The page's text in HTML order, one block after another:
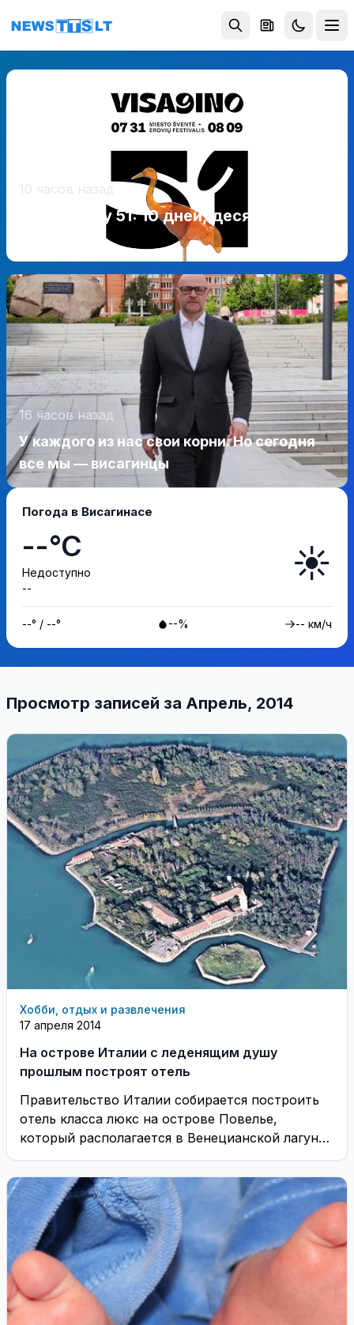
Перейти к содержимому
10 часов назад
Висагинасу 51: 10 дней, десятки
16 часов назад
У каждого из нас свои корни. Но сегодня
все мы — висагинцы
Погода в Висагинасе
--°C
Недоступно
--
☀️
--° / --° --% -- км/ч
Просмотр записей за Апрель, 2014
Хобби, отдых и развлечения
17 апреля 2014
На острове Италии с леденящим душу
прошлым построят отель
Правительство Италии собирается построить
отель класса люкс на острове Повелье,
который располагается в Венецианской лагуне.
Примечательно, что ранее здесь находился ...